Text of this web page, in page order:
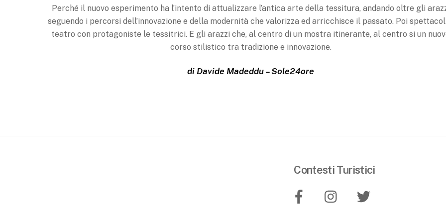
Perché il nuovo esperimento ha l’intento di attualizzare l’antica arte della tessitura, andando oltre gli
seguendo i percorsi dell’innovazione e della modernità che valorizza ed arricchisce il passato. Poi
teatro con protagoniste le tessitrici. E gli arazzi che, al centro di un mostra itinerante, al centro si un
corso stilistico tra tradizione e innovazione.
di Davide Madeddu – Sole24ore
Contesti Turistici